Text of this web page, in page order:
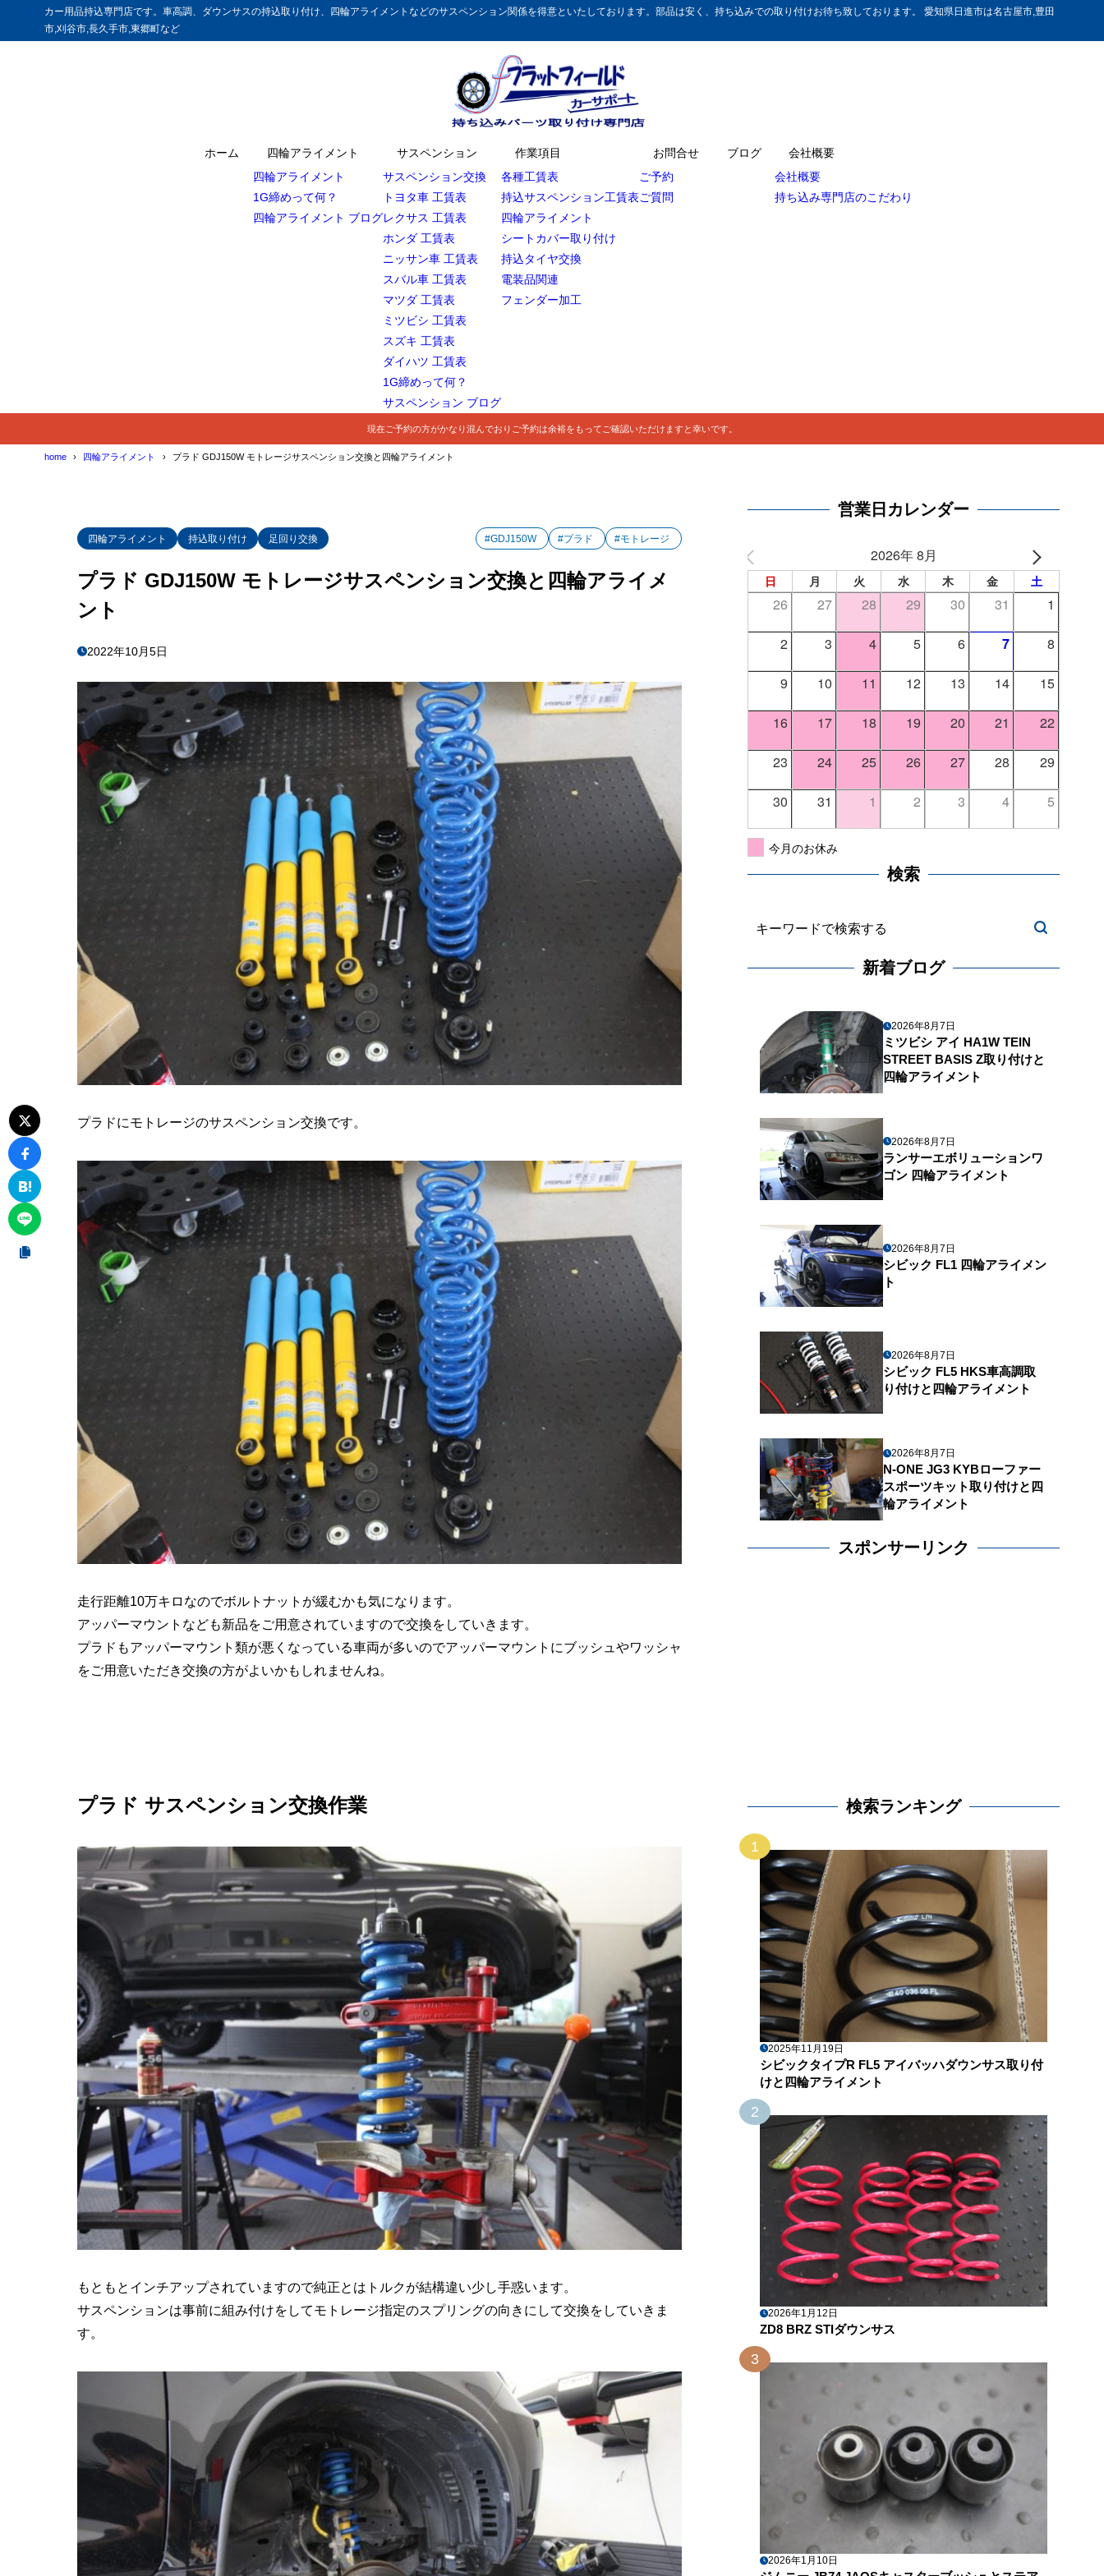
カー用品持込専門店です。車高調、ダウンサスの持込取り付け、四輪アライメントなどのサスペンション関係を得意といたしております。部品は安く、持ち込みでの取り付けお待ち致しております。 愛知県日進市は名古屋市,豊田
市,刈谷市,長久手市,東郷町など
ホーム
四輪アライメント
四輪アライメント
1G締めって何？
四輪アライメント ブログ
サスペンション
サスペンション交換
トヨタ車 工賃表
レクサス 工賃表
ホンダ 工賃表
ニッサン車 工賃表
スバル車 工賃表
マツダ 工賃表
ミツビシ 工賃表
スズキ 工賃表
ダイハツ 工賃表
1G締めって何？
サスペンション ブログ
作業項目
各種工賃表
持込サスペンション工賃表
四輪アライメント
シートカバー取り付け
持込タイヤ交換
電装品関連
フェンダー加工
お問合せ
ご予約
ご質問
ブログ
会社概要
会社概要
持ち込み専門店のこだわり
現在ご予約の方がかなり混んでおりご予約は余裕をもってご確認いただけますと幸いです。
home 四輪アライメント プラド GDJ150W モトレージサスペンション交換と四輪アライメント
四輪アライメント 持込取り付け 足回り交換 #GDJ150W #プラド #モトレージ
プラド GDJ150W モトレージサスペンション交換と四輪アライメ
ント
2022年10月5日
プラドにモトレージのサスペンション交換です。
走行距離10万キロなのでボルトナットが緩むかも気になります。
アッパーマウントなども新品をご用意されていますので交換をしていきます。
プラドもアッパーマウント類が悪くなっている車両が多いのでアッパーマウントにブッシュやワッシャ
をご用意いただき交換の方がよいかもしれませんね。
プラド サスペンション交換作業
もともとインチアップされていますので純正とはトルクが結構違い少し手惑います。
サスペンションは事前に組み付けをしてモトレージ指定のスプリングの向きにして交換をしていきま
す。
営業日カレンダー
2026年 8月
日 月 火 水 木 金 土
26 27 28 29 30 31 1
2 3 4 5 6 7 8
9 10 11 12 13 14 15
16 17 18 19 20 21 22
23 24 25 26 27 28 29
30 31 1 2 3 4 5
今月のお休み
検索
新着ブログ
2026年8月7日
ミツビシ アイ HA1W TEIN
STREET BASIS Z取り付けと
四輪アライメント
2026年8月7日
ランサーエボリューションワ
ゴン 四輪アライメント
2026年8月7日
シビック FL1 四輪アライメン
ト
2026年8月7日
シビック FL5 HKS車高調取
り付けと四輪アライメント
2026年8月7日
N-ONE JG3 KYBローファー
スポーツキット取り付けと四
輪アライメント
スポンサーリンク
検索ランキング
1
2025年11月19日
シビックタイプR FL5 アイバッハダウンサス取り付
けと四輪アライメント
2
2026年1月12日
ZD8 BRZ STIダウンサス
3
2026年1月10日